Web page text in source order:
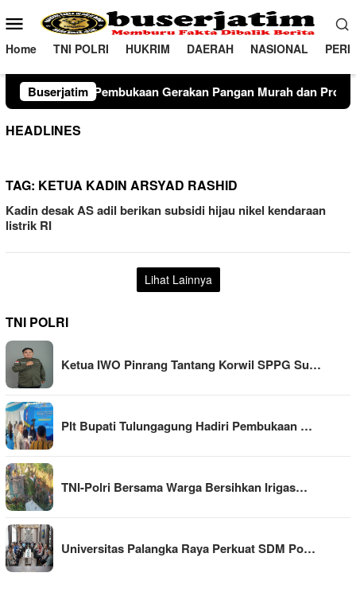
ke
konten
Menu
Mobile
Home TNI POLRI HUKRIM DAERAH NASIONAL
Buserjatim
Gerakan Pangan Murah dan Produk Unggulan 2026
HEADLINES
TAG: KETUA KADIN ARSYAD RASHID
Kadin desak AS adil berikan subsidi hijau nikel kendaraan
listrik RI
Lihat Lainnya
TNI POLRI
Ketua IWO Pinrang Tantang Korwil SPPG Su…
Plt Bupati Tulungagung Hadiri Pembukaan …
TNI-Polri Bersama Warga Bersihkan Irigas…
Universitas Palangka Raya Perkuat SDM Po…